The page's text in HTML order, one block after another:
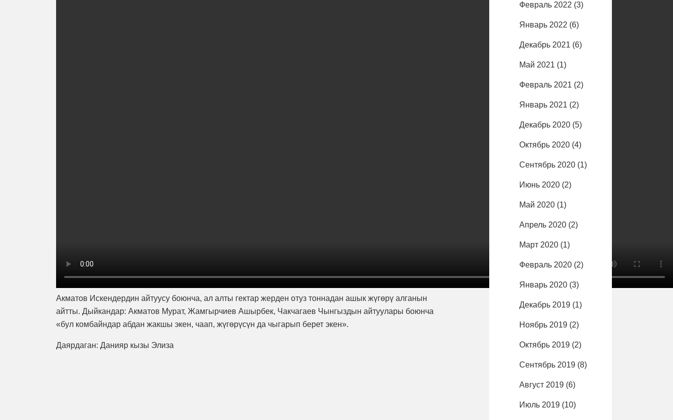
Акматов Искендердин айтуусу боюнча, ал алты гектар жерден отуз тоннадан ашык жүгөрү алганын
айтты. Дыйкандар: Акматов Мурат, Жамгырчиев Ашырбек, Чакчагаев Чынгыздын айтуулары боюнча
«бул комбайндар абдан жакшы экен, чаап, жүгөрүсүн да чыгарып берет экен».
Даярдаган: Данияр кызы Элиза
Февраль 2022 (3)
Январь 2022 (6)
Декабрь 2021 (6)
Май 2021 (1)
Февраль 2021 (2)
Январь 2021 (2)
Декабрь 2020 (5)
Октябрь 2020 (4)
Сентябрь 2020 (1)
Июнь 2020 (2)
Май 2020 (1)
Апрель 2020 (2)
Март 2020 (1)
Февраль 2020 (2)
Январь 2020 (3)
Декабрь 2019 (1)
Ноябрь 2019 (2)
Октябрь 2019 (2)
Сентябрь 2019 (8)
Август 2019 (6)
Июль 2019 (10)